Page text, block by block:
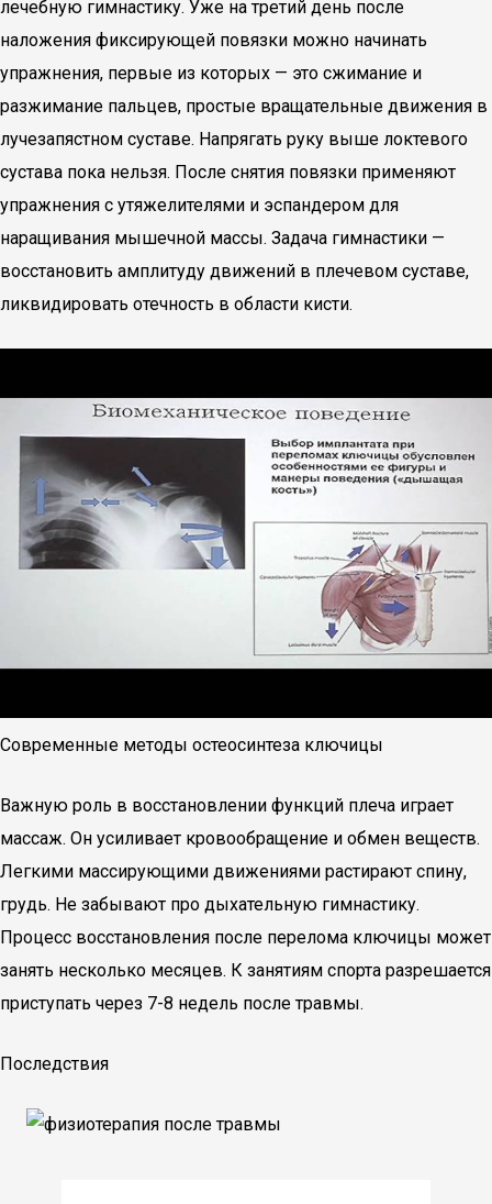
лечебную гимнастику. Уже на третий день после
наложения фиксирующей повязки можно начинать
упражнения, первые из которых — это сжимание и
разжимание пальцев, простые вращательные движения в
лучезапястном суставе. Напрягать руку выше локтевого
сустава пока нельзя. После снятия повязки применяют
упражнения с утяжелителями и эспандером для
наращивания мышечной массы. Задача гимнастики —
восстановить амплитуду движений в плечевом суставе,
ликвидировать отечность в области кисти.
Современные методы остеосинтеза ключицы
Важную роль в восстановлении функций плеча играет
массаж. Он усиливает кровообращение и обмен веществ.
Легкими массирующими движениями растирают спину,
грудь. Не забывают про дыхательную гимнастику.
Процесс восстановления после перелома ключицы может
занять несколько месяцев. К занятиям спорта разрешается
приступать через 7-8 недель после травмы.
Последствия